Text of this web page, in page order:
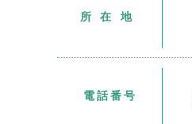
所在地
電話番号